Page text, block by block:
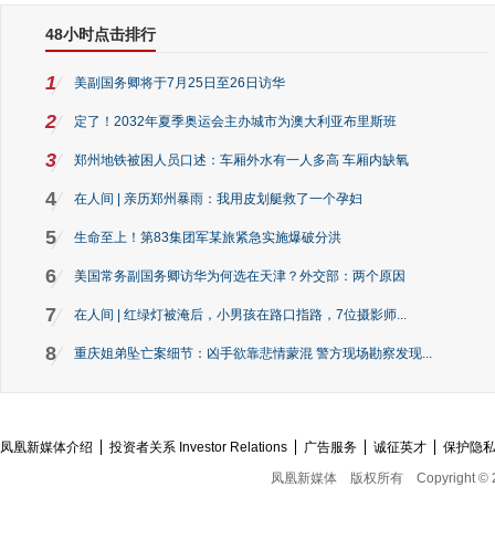
48小时点击排行
1 美副国务卿将于7月25日至26日访华
2 定了！2032年夏季奥运会主办城市为澳大利亚布里斯班
3 郑州地铁被困人员口述：车厢外水有一人多高 车厢内缺氧
4 在人间 | 亲历郑州暴雨：我用皮划艇救了一个孕妇
5 生命至上！第83集团军某旅紧急实施爆破分洪
6 美国常务副国务卿访华为何选在天津？外交部：两个原因
7 在人间 | 红绿灯被淹后，小男孩在路口指路，7位摄影师...
8 重庆姐弟坠亡案细节：凶手欲靠悲情蒙混 警方现场勘察发现...
凤凰新媒体介绍 投资者关系 Investor Relations 广告服务 诚征英才
保护隐
凤凰新媒体
版权所有 Copyright ©